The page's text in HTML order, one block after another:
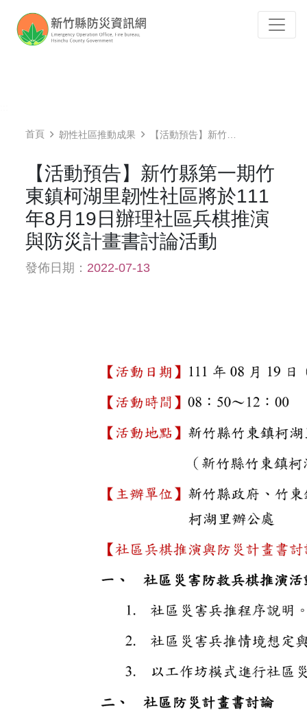
首頁 韌性社區推動成果 【活動預告】新竹縣第一期竹東鎮柯湖里韌性社區將於111年8月19日辦理社區兵棋推演與防災計畫書討論活動
【活動預告】新竹縣第一期竹
東鎮柯湖里韌性社區將於111
年8月19日辦理社區兵棋推演
與防災計畫書討論活動
發佈日期： 2022-07-13